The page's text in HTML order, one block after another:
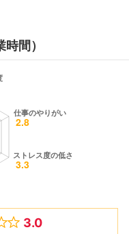
間）
3.0